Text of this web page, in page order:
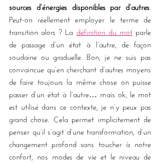
sources d’énergies disponibles par d’autres.
Peut-on réellement employer le terme de
transition alors ? La définition du mot parle
de passage d’un état à l’autre, de façon
soudaine ou graduelle. Bon, je ne suis pas
convaincue qu’en cherchant d’autres moyens
de faire toujours la même chose on puisse
passer d’un état à l’autre… mais ok, le mot
est utilisé dans ce contexte, je n’y peux pas
grand chose. Cela permet implicitement de
penser qu’il s’agit d’une transformation, d’un
changement profond sans toucher à notre
confort, nos modes de vie et le niveau de